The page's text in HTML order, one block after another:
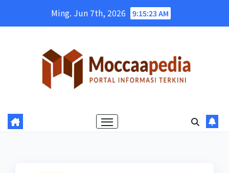
Ming. Jun 7th, 2026 9:15:24 AM